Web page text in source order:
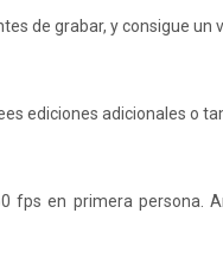
de grabar, y consigue un
ediciones adicionales o
fps en primera persona.